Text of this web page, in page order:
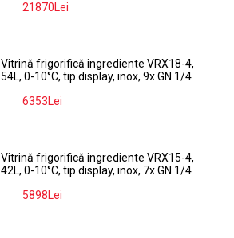
21870Lei
Vitrină frigorifică ingrediente VRX18-4,
54L, 0-10°C, tip display, inox, 9x GN 1/4
6353Lei
Vitrină frigorifică ingrediente VRX15-4,
42L, 0-10°C, tip display, inox, 7x GN 1/4
5898Lei